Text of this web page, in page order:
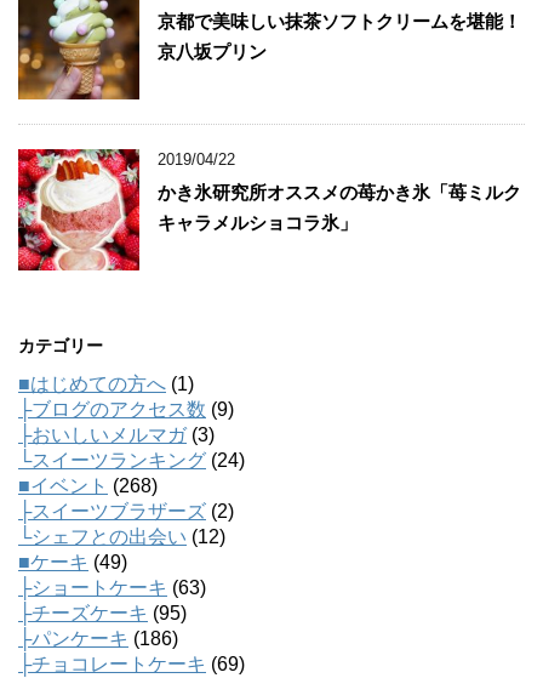
京都で美味しい抹茶ソフトクリームを堪能！
京八坂プリン
2019/04/22
かき氷研究所オススメの苺かき氷「苺ミルク
キャラメルショコラ氷」
カテゴリー
■はじめての方へ (1)
├ブログのアクセス数 (9)
├おいしいメルマガ(3)
└スイーツランキング (24)
■イベント (268)
├スイーツブラザーズ (2)
└シェフとの出会い (12)
■ケーキ (49)
├ショートケーキ (63)
├チーズケーキ (95)
├パンケーキ (186)
├チョコレートケーキ (69)